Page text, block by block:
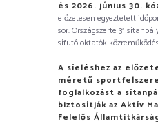
és 2026. június 30.
előzetesen egyeztetett
sor. Országszerte 31
sífutó oktatók
A síeléshez az
méretű
foglalkozást a
biztosítják az Aktív
Felelős